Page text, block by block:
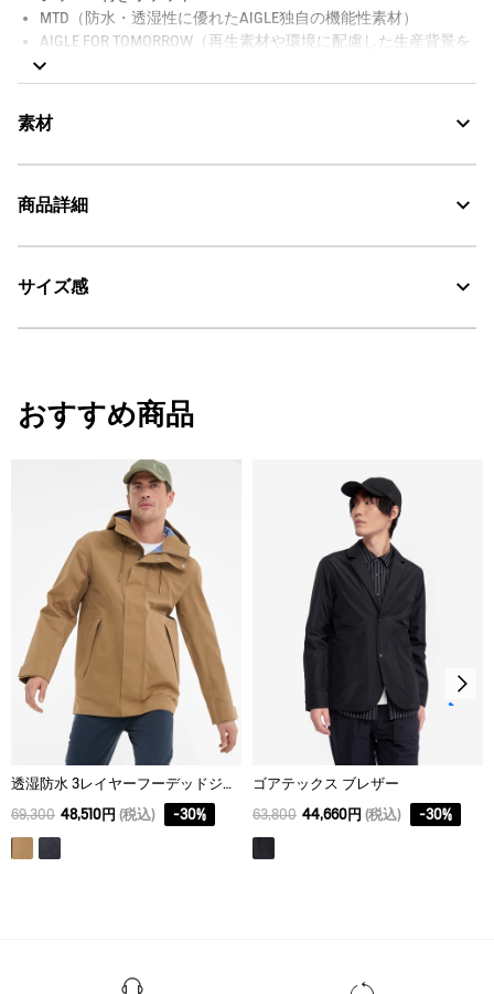
MTD（防水・透湿性に優れたAIGLE独自の機能性素材）
AIGLE FOR TOMORROW（再生素材や環境に配慮した生産背景を
持つ商品）
素材
シェル : ポリアミドとリサイクルGRSの混紡素材 ライニング：ポリ
漂白処理はできない。
脱水後、つり干し乾燥がよい。
アイロン仕上げ処理はできない。
ドライクリーニング処理ができない。
ウェットクリーニング処理ができる。：通常の処理
商品詳細
・色：ビストル (006)
サイズ感
S
62
66
XL 70
おすすめ商品
透湿防水 3レイヤーフーデッドジャケット
69,300 48,510円 (税込) -30%
ゴアテックス ブレザー
63,800 44,660円 (税込) -30%